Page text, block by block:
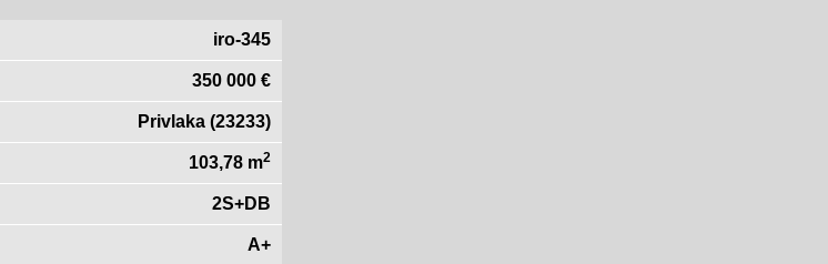
iro-345
350 000 €
Privlaka (23233)
103,78 m2
2S+DB
A+